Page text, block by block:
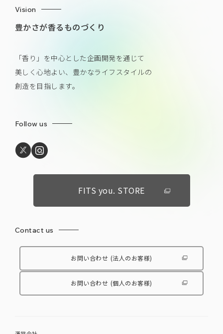
Vision
豊かさが香るものづくり
「香り」を中心とした企画開発を通じて
美しく心地よい、豊かなライフスタイルの
創造を目指します。
Follow us
FITS you. STORE
Contact us
お問い合わせ (法人のお客様)
お問い合わせ (個人のお客様)